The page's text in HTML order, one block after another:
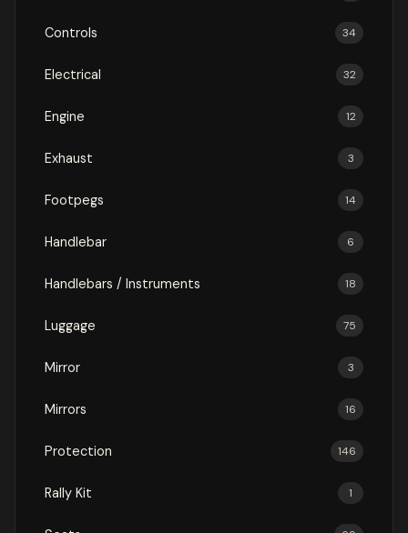
Controls 34
Electrical 32
Engine 12
Exhaust 3
Footpegs 14
Handlebar 6
Handlebars / Instruments 18
Luggage 75
Mirror 3
Mirrors 16
Protection 146
Rally Kit 1